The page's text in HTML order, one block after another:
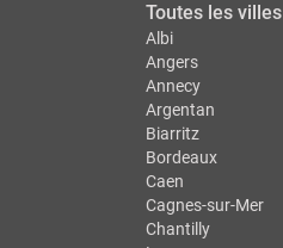
Toutes les villes
Albi
Angers
Annecy
Argentan
Biarritz
Bordeaux
Caen
Cagnes-sur-Mer
Chantilly